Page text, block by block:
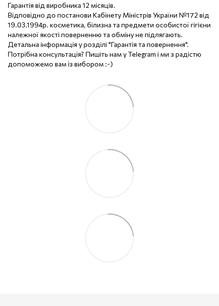
Гарантія від виробника 12 місяців.
Відповідно до постанови Кабінету Міністрів України №172 від
19.03.1994р. косметика, білизна та предмети особистої гігієни
належної якості поверненню та обміну не підлягають.
Детальна інформація у розділі "Гарантія та повернення".
Потрібна консультація? Пишіть нам у Telegram і ми з радістю
допоможемо вам із вибором :-)